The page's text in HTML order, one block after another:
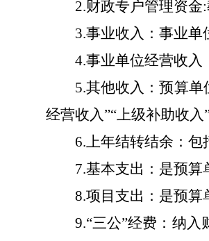
2.财政专户管理资金:
3.事业收入：事业单
4.事业单位经营收入
5.其他收入：预算单
经营收入”“上级补助收入
6.上年结转结余：包
7.基本支出：是预算
8.项目支出：是预算
9.“三公”经费：纳入